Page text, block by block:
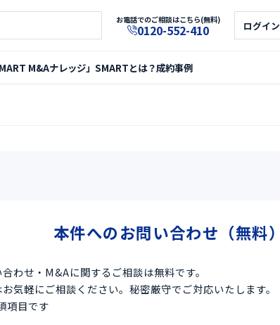
お電話でのご相談はこちら(無料)
0120-552-410 ログイン
M&Aナレッジ」 SMARTとは？成約事例
本件へのお問い合わせ（無料）
合わせ・M&Aに関するご相談は無料です。
お気軽にご相談ください。秘密厳守でご対応いたします。
項目です